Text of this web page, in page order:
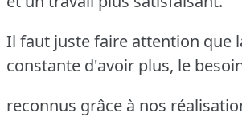
Il faut juste faire attention que
constante d'avoir plus, le
reconnus grâce à nos